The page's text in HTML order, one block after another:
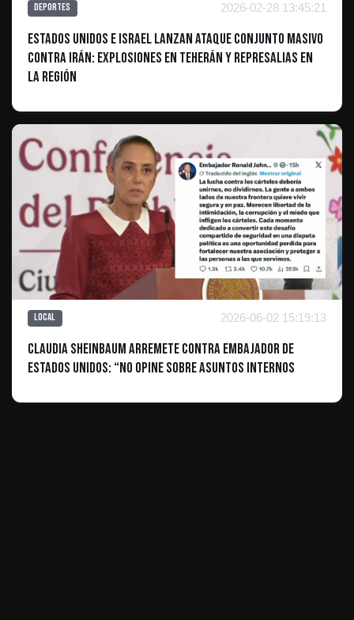
Deportes 2026-02-28 13:45:21
Estados Unidos e Israel lanzan ataque conjunto masivo
contra Irán: explosiones en Teherán y represalias en
la región
Local 2026-06-02 15:19:13
Claudia Sheinbaum arremete contra embajador de
Estados Unidos: “No opine sobre asuntos internos